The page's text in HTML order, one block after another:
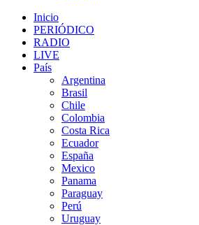
Inicio
PERIÓDICO
RADIO
LIVE
País
Argentina
Brasil
Chile
Colombia
Costa Rica
Ecuador
España
Mexico
Panama
Paraguay
Perú
Uruguay